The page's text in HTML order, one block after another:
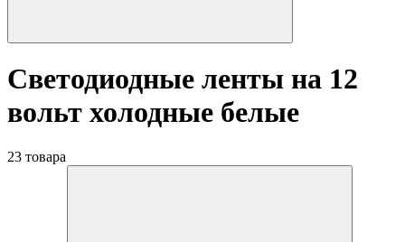
Светодиодные ленты на 12
вольт холодные белые
23 товара